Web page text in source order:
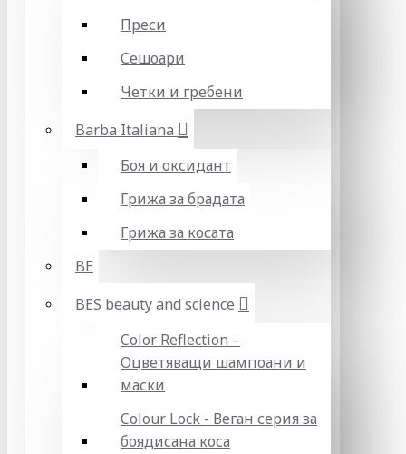
Преси
Сешоари
Четки и гребени
Barba Italiana
Боя и оксидант
Грижа за брадата
Грижа за косата
BE
BES beauty and science
Color Reflection –
Оцветяващи шампоани и
маски
Colour Lock - Веган серия за
боядисана коса